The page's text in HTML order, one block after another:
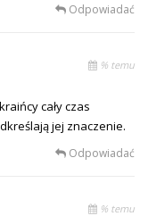
Odpowiadać
% temu
cały czas
jej znaczenie.
Odpowiadać
% temu